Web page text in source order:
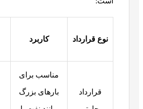
نوع قرارداد کاربرد
قرارداد
مناسب برای
بارهای بزرگ